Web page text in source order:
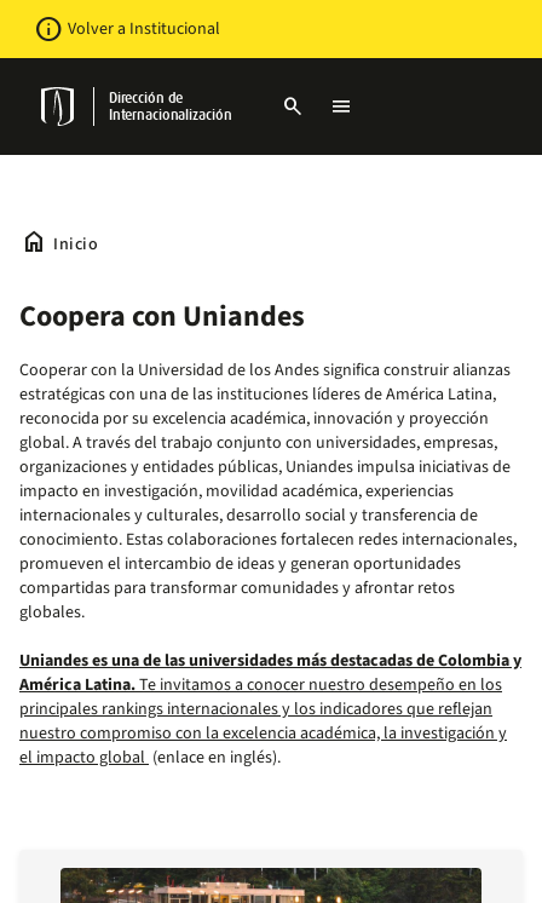
contenido
info Volver a Institucional
Dirección de
Internacionalización
search menu
home Inicio
Coopera con Uniandes
Cooperar con la Universidad de los Andes significa construir alianzas
estratégicas con una de las instituciones líderes de América Latina,
reconocida por su excelencia académica, innovación y proyección
global. A través del trabajo conjunto con universidades, empresas,
organizaciones y entidades públicas, Uniandes impulsa iniciativas de
impacto en investigación, movilidad académica, experiencias
internacionales y culturales, desarrollo social y transferencia de
conocimiento. Estas colaboraciones fortalecen redes internacionales,
promueven el intercambio de ideas y generan oportunidades
compartidas para transformar comunidades y afrontar retos
globales.
Uniandes es una de las universidades más destacadas de Colombia y
América Latina.Te invitamos a conocer nuestro desempeño en los
principales rankings internacionales y los indicadores que reflejan
nuestro compromiso con la excelencia académica, la investigación y
el impacto global (enlace en inglés).